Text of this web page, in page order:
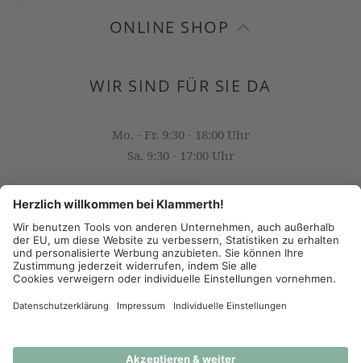
ONLINE SHOP
WIR SIND FÜR SIE DA
Mo. - Fr. 9:30 - 18:00 Uhr
Sa. 9:30 - 17:00 Uhr
OFFICE@KLAMMERTH.AT
+43 316 825 618 0